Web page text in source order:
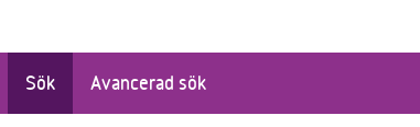
Sök Avancerad sök